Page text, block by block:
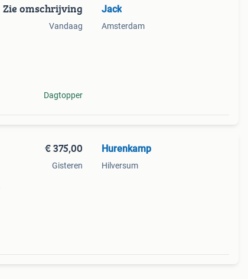
Zie omschrijving
Vandaag
Dagtopper
Jack
Amsterdam
€ 375,00
Gisteren
Hurenkamp
Hilversum